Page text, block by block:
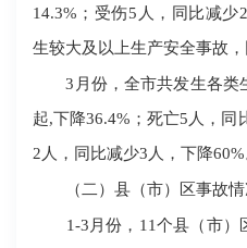
14.3%；受伤5人，同比减
生较大及以上生产安全事故，
3月份，全市共发生各类
起,下降36.4%；死亡5人，同
2人，同比减少3人，下降60%
（二）县（市）区事故情
1-3月份，11个县（市）